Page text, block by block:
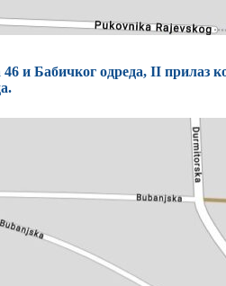
Бабичког одреда, II прилаз